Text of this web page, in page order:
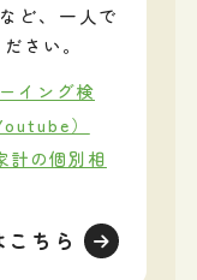
ど、一人で
さい。
イング検
）
計の個別相
ちら